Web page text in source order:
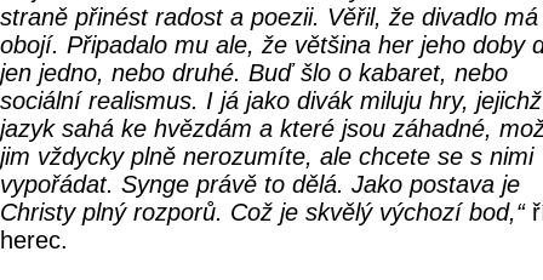
straně přinést radost a poezii. Věřil, že divadlo
obojí. Připadalo mu ale, že většina her jeho doby
jen jedno, nebo druhé. Buď šlo o kabaret, nebo
sociální realismus. I já jako divák miluju hry, jejichž
jazyk sahá ke hvězdám a které jsou záhadné,
jim vždycky plně nerozumíte, ale chcete se s nimi
vypořádat. Synge právě to dělá. Jako postava je
Christy plný rozporů. Což je skvělý výchozí bod,“
herec.